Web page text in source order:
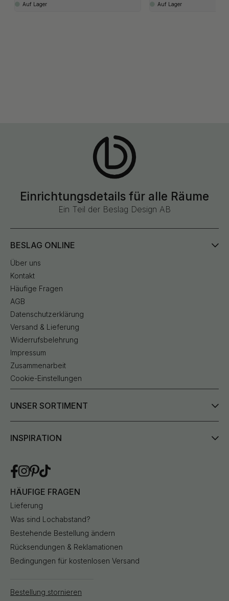
Auf Lager Auf Lager
Einrichtungsdetails für alle Räume
Ein Teil der Beslag Design AB
BESLAG ONLINE
Über uns
Kontakt
Häufige Fragen
AGB
Datenschutzerklärung
Versand & Lieferung
Widerrufsbelehrung
Impressum
Zusammenarbeit
Cookie-Einstellungen
UNSER SORTIMENT
INSPIRATION
HÄUFIGE FRAGEN
Lieferung
Was sind Lochabstand?
Bestehende Bestellung ändern
Rücksendungen & Reklamationen
Bedingungen für kostenlosen Versand
Bestellung stornieren